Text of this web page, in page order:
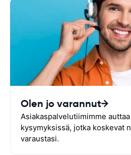
Olen jo varannut
Asiakaspalvelutiimimme
kysymyksissä, jotka koskevat
varaustasi.